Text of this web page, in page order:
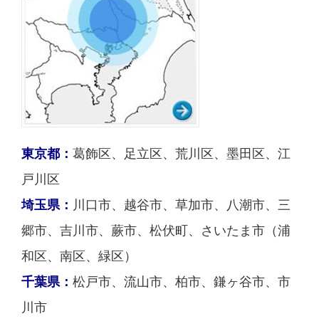
東京都：葛飾区、足立区、荒川区、墨田区、江
戸川区
埼玉県： 川口市、越谷市、草加市、八潮市、三
郷市、吉川市、蕨市、松伏町、さいたま市（浦
和区、南区、緑区）
千葉県：松戸市、流山市、柏市、鎌ヶ谷市、市
川市